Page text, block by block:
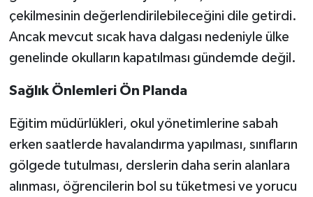
çekilmesinin değerlendirilebileceğini dile getirdi.
Ancak mevcut sıcak hava dalgası nedeniyle ülke
genelinde okulların kapatılması gündemde değil.
Sağlık Önlemleri Ön Planda
Eğitim müdürlükleri, okul yönetimlerine sabah
erken saatlerde havalandırma yapılması, sınıfların
gölgede tutulması, derslerin daha serin alanlara
alınması, öğrencilerin bol su tüketmesi ve yorucu